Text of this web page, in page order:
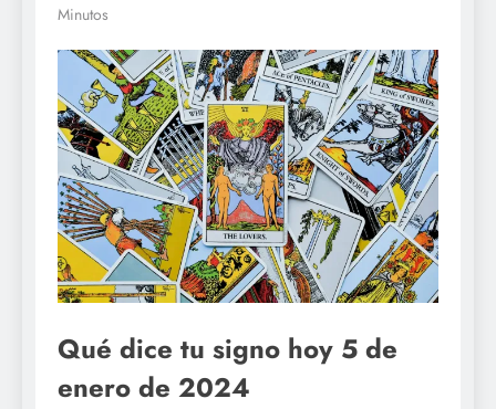
Minutos
Qué dice tu signo hoy 5 de
enero de 2024